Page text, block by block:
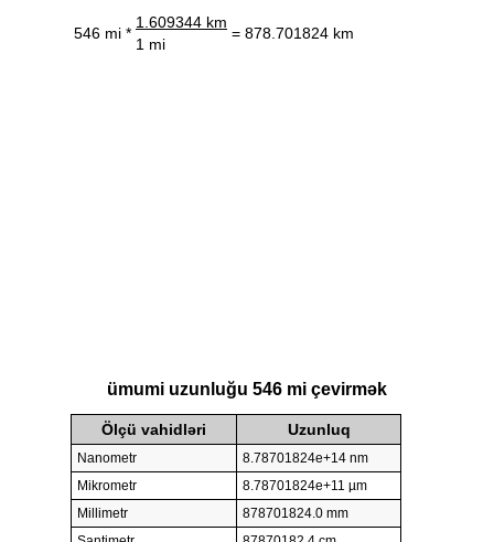
546 mi *
1.609344 km
= 878.701824 km
1 mi
ümumi uzunluğu 546 mi çevirmək
Ölçü vahidləri Uzunluq
Nanometr
8.78701824e+14 nm
Mikrometr
8.78701824e+11 µm
Millimetr
878701824.0 mm